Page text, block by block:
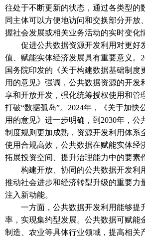
往处于不断更新的状态，通过各类型的
同主体可以方便地访问和交换部分开放
握社会发展或相关业务活动的实时变化
促进公共数据资源开发利用对更好
值、赋能实体经济发展具有重要意义。
国务院印发的《关于构建数据基础制度
用的意见》强调，公共数据资源的开发
享和开放开发，强化统筹授权使用和管
打破“数据孤岛”。2024年，《关于加快
用的意见》进一步明确，到2030年，公
制度规则更加成熟，资源开发利用体系
使用合规高效，公共数据在赋能实体经
拓展投资空间、提升治理能力中的要素
构建开放、协同的公共数据开发利
推动社会进步和经济转型升级的重要力
注入新动能。
一方面，公共数据开发利用能够提
率，实现集约型发展。公共数据可赋能
制造、农业等具体行业领域，提高相关